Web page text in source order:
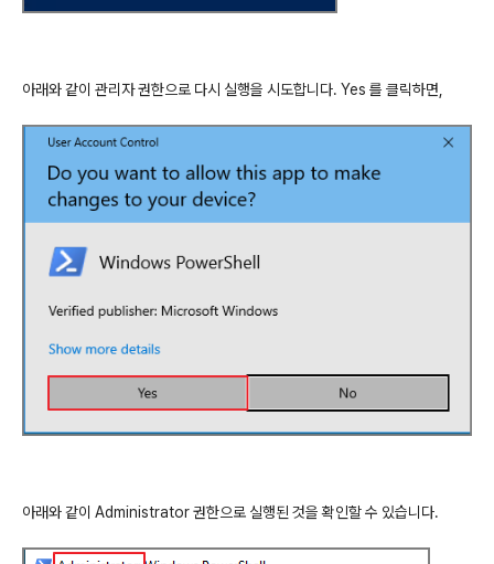
아래와같이 관리자권한으로 다시 실행을 시도합니다. Yes 를 클릭하면
아래와같이 Administrator권한으로 실행된 것을 확인할수 있습니다.